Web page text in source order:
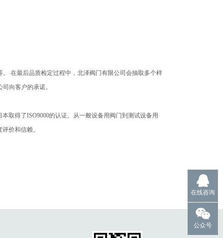
在最后品质检定过程中，北泽阀门有限公司会抽取多个样
向客户的承诺。
取得了ISO9000的认证。从一般设备用阀门到测试设备用
价和信赖。
在线咨询
公众号